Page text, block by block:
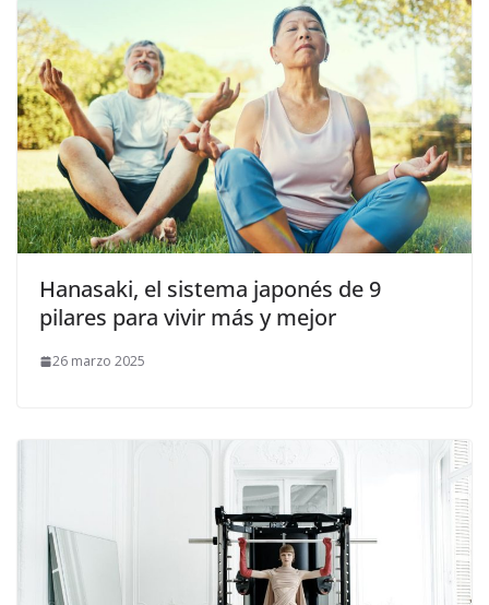
Hanasaki, el sistema japonés de 9
pilares para vivir más y mejor
26 marzo 2025